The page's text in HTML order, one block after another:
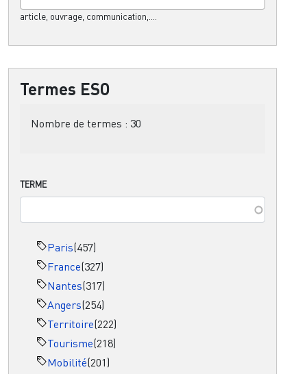
article, ouvrage, communication,....
Termes ESO
Nombre de termes : 30
TERME
Paris(457)
France(327)
Nantes(317)
Angers(254)
Territoire(222)
Tourisme(218)
Mobilité(201)